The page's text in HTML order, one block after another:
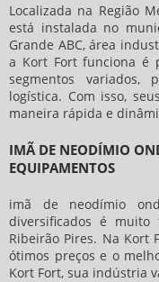
Localizada na Região
está instalada no
Grande ABC, área
a Kort Fort funciona é
segmentos
logística. Com isso,
maneira rápida e
IMÃ DE NEODÍMIO
EQUIPAMENTOS
imã de neodímio
diversificados é
Ribeirão Pires. Na Kort
ótimos preços e o
Kort Fort, sua indústria